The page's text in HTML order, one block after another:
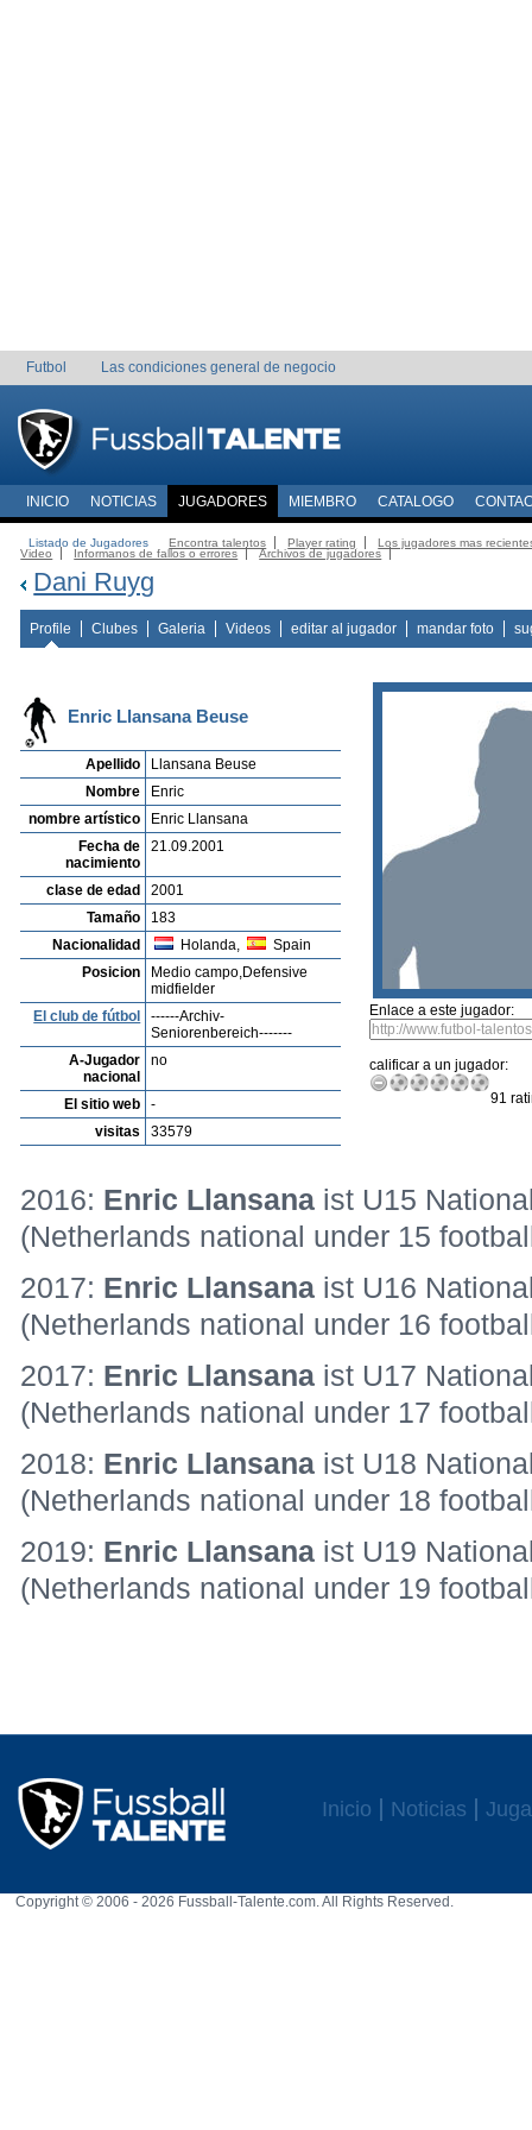
Futbol Las condiciones general de negocio
INICIO NOTICIAS JUGADORES MIEMBRO CATALOGO
Listado de Jugadores Encontra talentos Player rating
Los jugadores mas
Video
Informanos de fallos o errores Archivos de jugadores
Dani Ruyg
Profile Clubes Galeria Videos editar al jugador mandar foto
Enric Llansana Beuse
Apellido
Llansana Beuse
Nombre
Enric
nombre artístico
Enric Llansana
Fecha de
nacimiento
21.09.2001
clase de edad
2001
Tamaño
183
Nacionalidad
Holanda,
Spain
Posicion
Medio campo,Defensive
midfielder
El club de fútbol
------Archiv-
Seniorenbereich-------
A-Jugador
nacional
no
El sitio web
-
visitas
33579
Enlace a este jugador:
calificar a un jugador:
91
2016: Enric Llansana ist U15
(Netherlands national under 15
2017: Enric Llansana ist U16
(Netherlands national under 16
2017: Enric Llansana ist U17
(Netherlands national under 17
2018: Enric Llansana ist U18
(Netherlands national under 18
2019: Enric Llansana ist U19
(Netherlands national under 19
Inicio Noticias
Copyright © 2006 - 2026 Fussball-Talente.com. All Rights Reserved.